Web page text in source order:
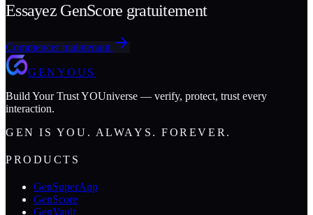
Essayez GenScore gratuitement
Commencer maintenant
GENYOUS
Build Your Trust YOUniverse — verify, protect, trust every
interaction.
GEN IS YOU. ALWAYS. FOREVER.
PRODUCTS
GenSuperApp
GenScore
GenVault